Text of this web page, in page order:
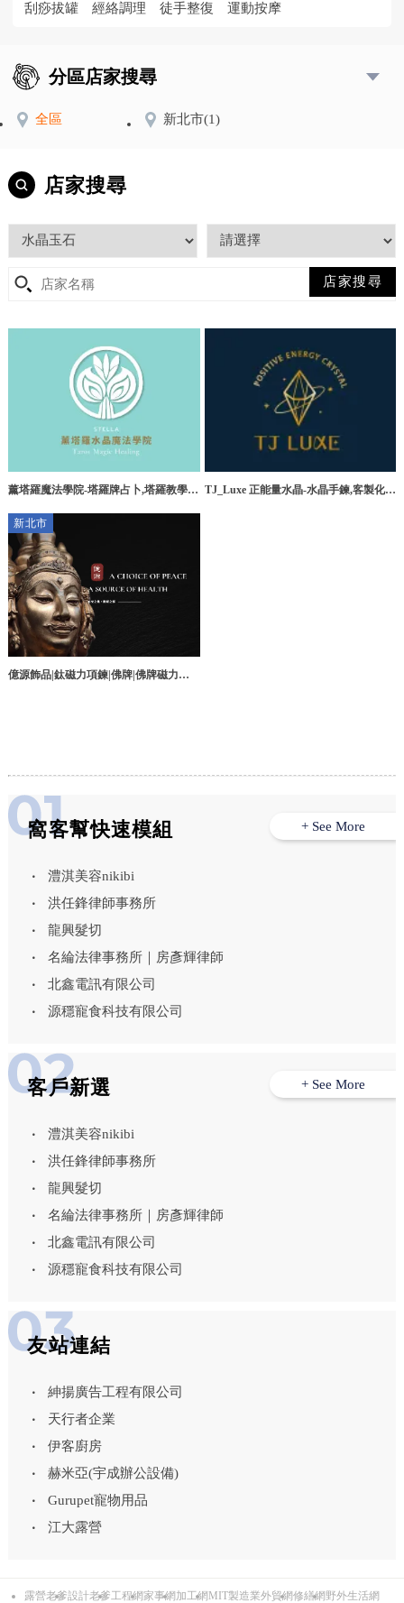
刮痧拔罐
經絡調理 徒手整復 運動按摩
分區店家搜尋
全區 新北市(1)
店家搜尋
薰塔羅魔法學院-塔羅牌占卜,塔羅教學,
TJ_Luxe 正能量水晶-水晶手鍊,客製化水
新北市
億源飾品|鈦磁力項鍊|佛牌|佛牌磁力項
窩客幫快速模組
澧淇美容nikibi
洪任鋒律師事務所
龍興髮切
名綸法律事務所｜房彥輝律師
北鑫電訊有限公司
源穩寵食科技有限公司
+ See More
客戶新選
澧淇美容nikibi
洪任鋒律師事務所
龍興髮切
名綸法律事務所｜房彥輝律師
北鑫電訊有限公司
源穩寵食科技有限公司
+ See More
友站連結
紳揚廣告工程有限公司
天行者企業
伊客廚房
赫米亞(宇成辦公設備)
Gurupet寵物用品
江大露營
露營老爹設計老爹工程網家事網 加工網 MIT製造業外貿網修繕網 野外生活網